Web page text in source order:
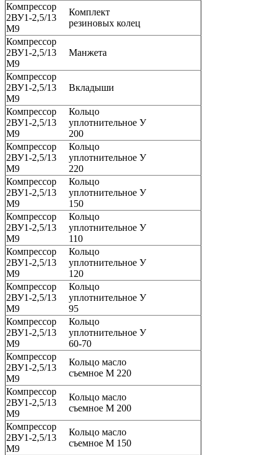
Компрессор
2ВУ1-2,5/13
М9
Комплект
резиновых колец
Компрессор
2ВУ1-2,5/13
М9
Манжета
Компрессор
2ВУ1-2,5/13
М9
Вкладыши
Компрессор
2ВУ1-2,5/13
М9
Кольцо
уплотнительное У
200
Компрессор
2ВУ1-2,5/13
М9
Кольцо
уплотнительное У
220
Компрессор
2ВУ1-2,5/13
М9
Кольцо
уплотнительное У
150
Компрессор
2ВУ1-2,5/13
М9
Кольцо
уплотнительное У
110
Компрессор
2ВУ1-2,5/13
М9
Кольцо
уплотнительное У
120
Компрессор
2ВУ1-2,5/13
М9
Кольцо
уплотнительное У
95
Компрессор
2ВУ1-2,5/13
М9
Кольцо
уплотнительное У
60-70
Компрессор
2ВУ1-2,5/13
М9
Кольцо масло
съемное М 220
Компрессор
2ВУ1-2,5/13
М9
Кольцо масло
съемное М 200
Компрессор
2ВУ1-2,5/13
М9
Кольцо масло
съемное М 150